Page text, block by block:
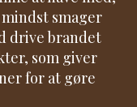
smager
drive brandet
som giver
for at gøre